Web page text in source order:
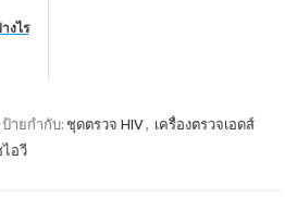
งไร
ป้ายกำกับ: ชุดตรวจ HIV, เครื่องตรวจเอดส์
ไอวี